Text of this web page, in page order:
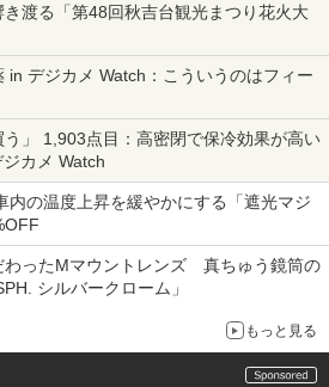
渡る「第48回秋吉台観光まつり花火大
in デジカメ Watch：こういうのはフィー
」 1,903点目：高密閉で保冷効果が高い
カメ Watch
内の温度上昇を緩やかにする「遮光マジ
わったMマウントレンズ 真ちゅう鏡筒の
シルバークローム」
もっと見る